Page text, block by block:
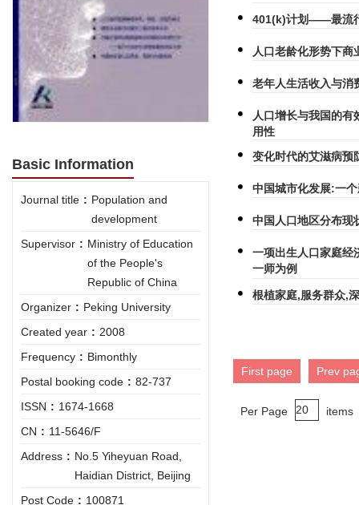
Basic Information
Journal title : Population and
development
Supervisor : Ministry of Education
of the People's
Republic of China
Organizer : Peking University
Created year : 2008
Frequency : Bimonthly
Postal booking code : 82-737
ISSN : 1674-1668
CN : 11-5646/F
Address : No.5 Yiheyuan Road,
Haidian District, Beijing
Post Code : 100871
401(k)计划——最流
人口老龄化形势下
老年人生活收入与消
人口增长与我国的
用性
变化时代的艾滋病预
中国城市化发展:一
中国人口地区分布现
一项出生人口家庭
一师为例
根植家庭,服务群众,
First page Prev
Per Page items